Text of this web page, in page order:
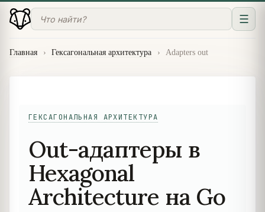
☰
Главная › Гексагональная архитектура › Adapters out
ГЕКСАГОНАЛЬНАЯ АРХИТЕКТУРА
Out-адаптеры в
Hexagonal
Architecture на Go